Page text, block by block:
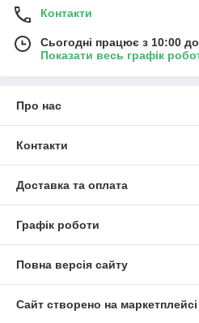
Контакти
Сьогодні працює з 10:00
Показати весь графік
Про нас
Контакти
Доставка та оплата
Графік роботи
Повна версія сайту
Сайт створено на маркетплейсі